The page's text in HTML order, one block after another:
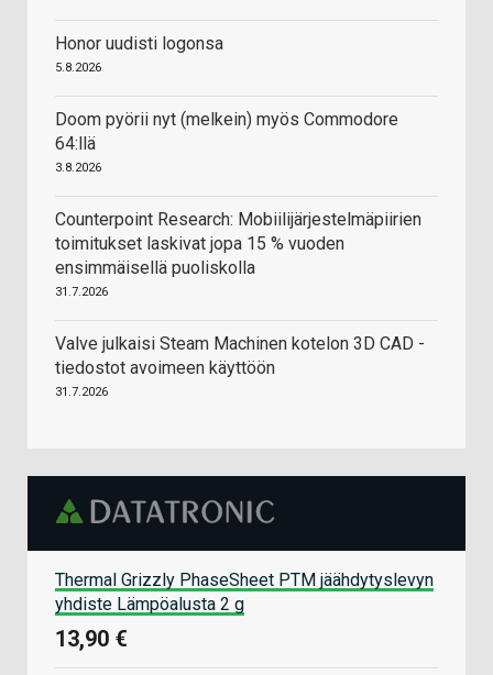
Honor uudisti logonsa
5.8.2026
Doom pyörii nyt (melkein) myös Commodore
64:llä
3.8.2026
Counterpoint Research: Mobiilijärjestelmäpiirien
toimitukset laskivat jopa 15 % vuoden
ensimmäisellä puoliskolla
31.7.2026
Valve julkaisi Steam Machinen kotelon 3D CAD -
tiedostot avoimeen käyttöön
31.7.2026
Thermal Grizzly PhaseSheet PTM jäähdytyslevyn
yhdiste Lämpöalusta 2 g
13,90 €